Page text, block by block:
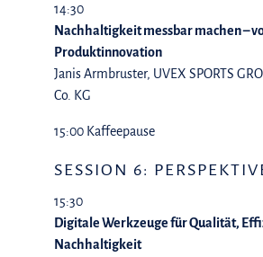
14:30
Nachhaltigkeit messbar machen –
Produktinnovation
Janis Armbruster, UVEX SPORTS
Co. KG
15:00 Kaffeepause
SESSION 6:
15:30
Digitale Werkzeuge für Qualität,
Nachhaltigkeit